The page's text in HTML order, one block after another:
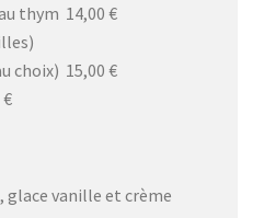
thym 14,00 €
choix) 15,00 €
vanille et crème